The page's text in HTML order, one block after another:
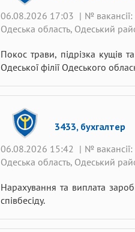
06.08.2026 17:03 | №
Одеська область, Одеський
Покос трави, підрізка кущів
Одеської філії Одеського
3433, бухгалтер
06.08.2026 15:42 | №
Одеська область, Одеський
Нарахування та виплата
співбесіду.